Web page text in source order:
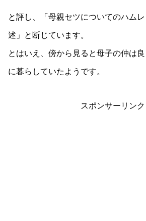
と評し、「母親セツについてのハム
述」と断じています。
とはいえ、傍から見ると母子の仲は
に暮らしていたようです。
スポンサーリンク